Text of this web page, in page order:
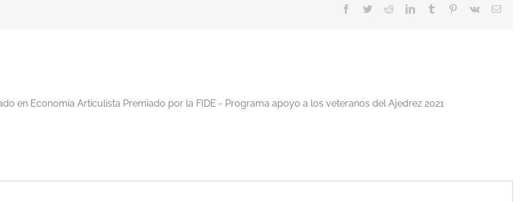
Facebook
TwitterRedditLinkedInTumblr Pinterest
Vk
Correo
en Economía Articulista Premiado por la FIDE - Programa apoyo a los veteranos del Ajedrez 2021